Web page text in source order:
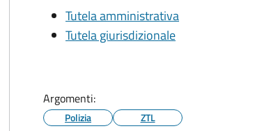
Tutela amministrativa
Tutela giurisdizionale
Argomenti:
Polizia ZTL